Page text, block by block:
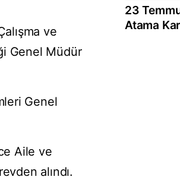
ve
Genel Müdür
Genel
Aile ve
alındı.
23
Atama